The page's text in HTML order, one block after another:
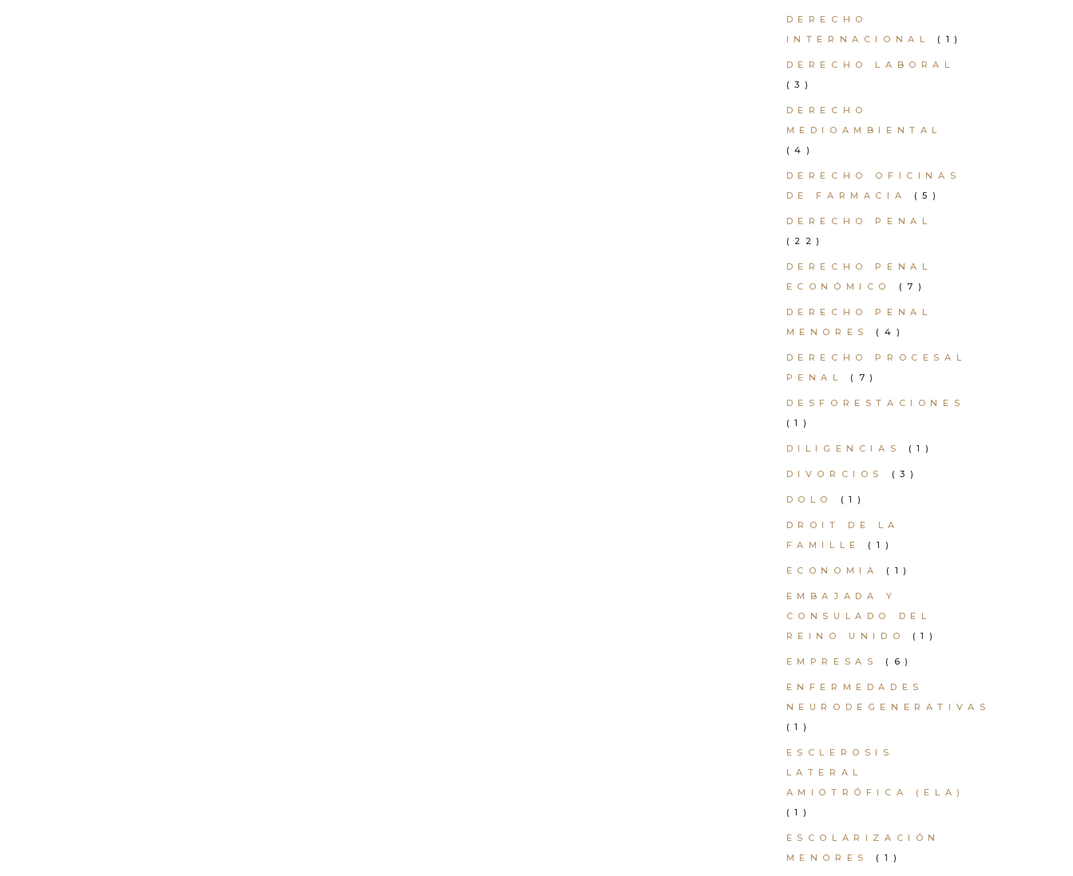
DERECHO
INTERNACIONAL
(1)
DERECHO LABORAL
(3)
DERECHO
MEDIOAMBIENTAL
(4)
DERECHO OFICINAS
DE FARMACIA
(5)
DERECHO PENAL
(22)
DERECHO PENAL
ECONÓMICO
(7)
DERECHO PENAL
MENORES
(4)
DERECHO PROCESAL
PENAL
(7)
DESFORESTACIONES
(1)
DILIGENCIAS (1)
DIVORCIOS (3)
DOLO (1)
DROIT DE LA
FAMILLE
(1)
ECONOMIA (1)
EMBAJADA Y
CONSULADO DEL
REINO UNIDO
(1)
EMPRESAS (6)
ENFERMEDADES
NEURODEGENERATIVAS
(1)
ESCLEROSIS
LATERAL
AMIOTRÓFICA (ELA)
(1)
ESCOLARIZACIÓN
MENORES
(1)